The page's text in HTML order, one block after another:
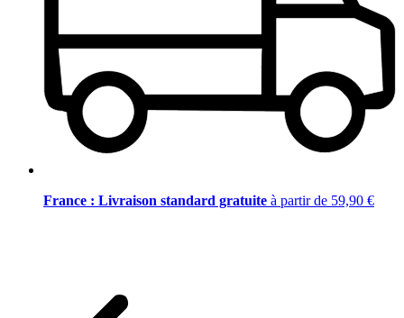
France : Livraison standard gratuite à partir de 59,90 €